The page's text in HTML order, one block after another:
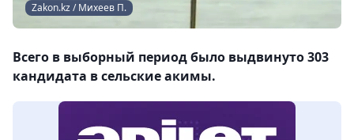
Zakon.kz / Михеев П.
Всего в выборный период было выдвинуто 303
кандидата в сельские акимы.